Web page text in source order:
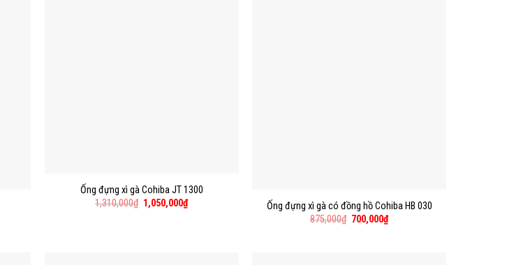
Ống đựng xì gà Cohiba JT 1300
1,310,000₫ 1,050,000₫
Ống đựng xì gà có đồng hồ Cohiba HB 030
875,000₫ 700,000₫